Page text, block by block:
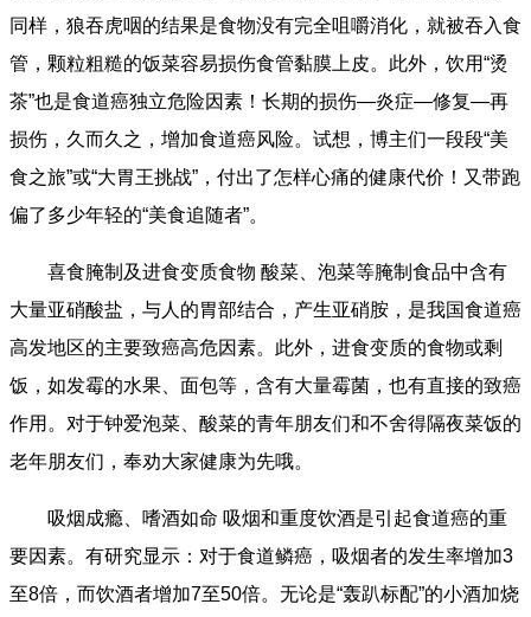
同样，狼吞虎咽的结果是食物没有完全咀嚼消化，就被吞入食
管，颗粒粗糙的饭菜容易损伤食管黏膜上皮。此外，饮用“烫
茶”也是食道癌独立危险因素！长期的损伤—炎症—修复—再
损伤，久而久之，增加食道癌风险。试想，博主们一段段“美
食之旅”或“大胃王挑战”，付出了怎样心痛的健康代价！又带跑
偏了多少年轻的“美食追随者”。
喜食腌制及进食变质食物 酸菜、泡菜等腌制食品中含有
大量亚硝酸盐，与人的胃部结合，产生亚硝胺，是我国食道癌
高发地区的主要致癌高危因素。此外，进食变质的食物或剩
饭，如发霉的水果、面包等，含有大量霉菌，也有直接的致癌
作用。对于钟爱泡菜、酸菜的青年朋友们和不舍得隔夜菜饭的
老年朋友们，奉劝大家健康为先哦。
吸烟成瘾、嗜酒如命 吸烟和重度饮酒是引起食道癌的重
要因素。有研究显示：对于食道鳞癌，吸烟者的发生率增加3
至8倍，而饮酒者增加7至50倍。无论是“轰趴标配”的小酒加烧